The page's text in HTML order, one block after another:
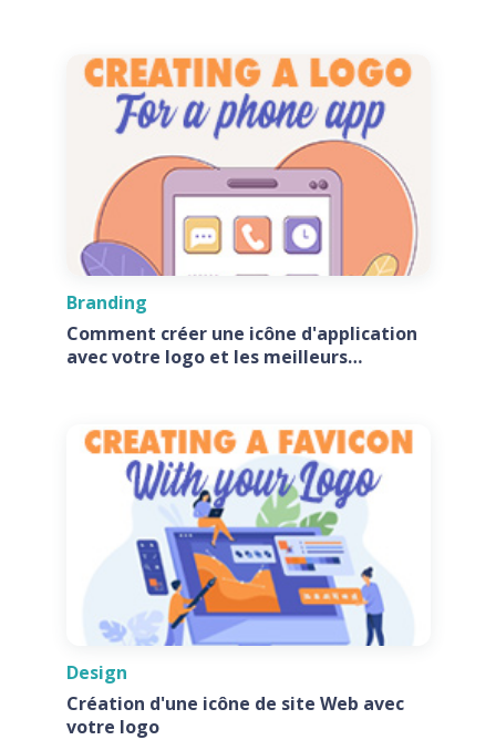
Branding
Comment créer une icône d'application
avec votre logo et les meilleurs
Design
Création d'une icône de site Web avec
votre logo